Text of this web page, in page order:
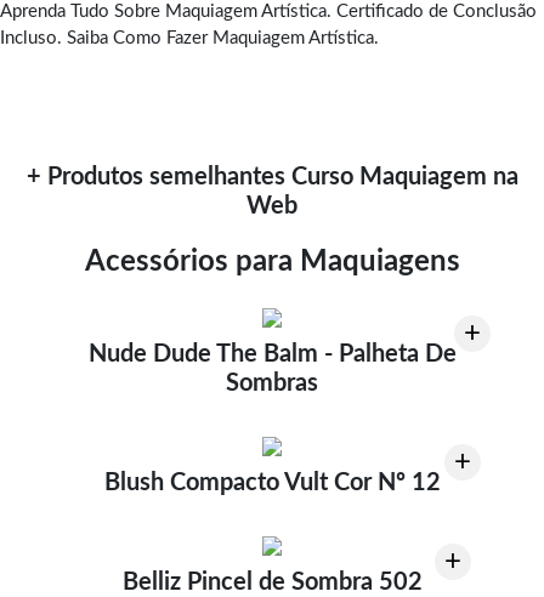
Aprenda Tudo Sobre Maquiagem Artística. Certificado de Conclusão
Incluso. Saiba Como Fazer Maquiagem Artística.
+ Produtos semelhantes Curso Maquiagem na
Web
Acessórios para Maquiagens
+
Nude Dude The Balm - Palheta De
Sombras
+
Blush Compacto Vult Cor Nº 12
+
Belliz Pincel de Sombra 502